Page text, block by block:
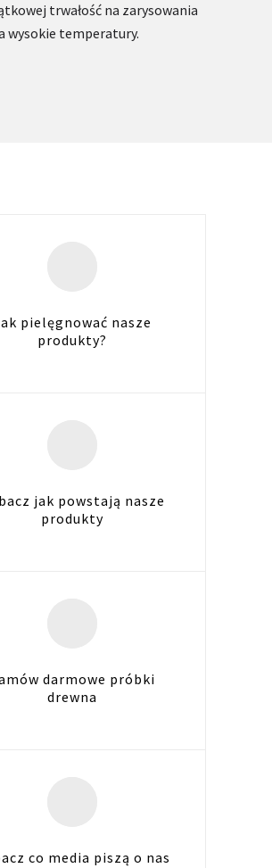
trwałość na zarysowania
wysokie temperatury.
pielęgnować nasze
produkty?
jak powstają nasze
produkty
darmowe próbki
drewna
co media piszą o nas